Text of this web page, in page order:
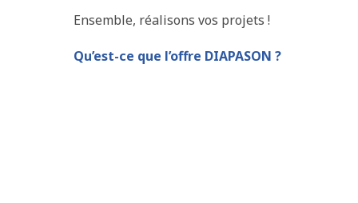
Ensemble, réalisons vos projets !
Qu’est-ce que l’offre DIAPASON ?